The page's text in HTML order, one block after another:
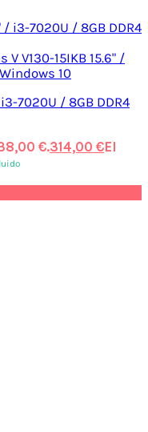
i3-7020U / 8GB DDR4
€.314,00 €El